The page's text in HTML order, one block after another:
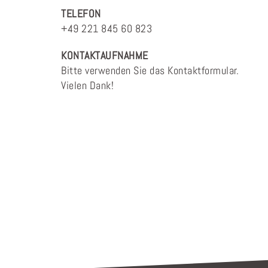
TELEFON
+49 221 845 60 823
KONTAKTAUFNAHME
Bitte verwenden Sie das Kontaktformular.
Vielen Dank!